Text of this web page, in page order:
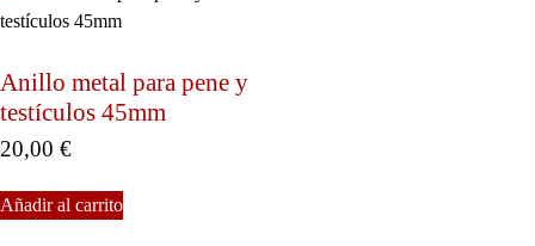
Anillo metal para pene y
testículos 45mm
20,00 €
Añadir al carrito